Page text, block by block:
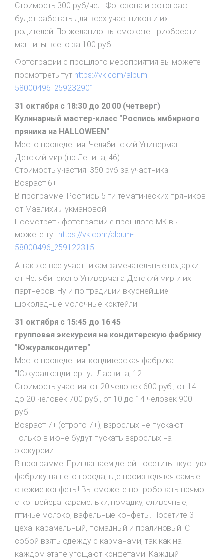
Стоимость 300 руб/чел. Фотозона и фотограф
будет работать для всех участников и их
родителей. По желанию вы сможете приобрести
магниты всего за 100 руб.
Фотографии с прошлого мероприятия вы можете
посмотреть тут https://vk.com/album-
58000496_259232901
31 октября с 18:30 до 20:00 (четверг)
Кулинарный мастер-класс "Роспись имбирного
пряника на HALLOWEEN"
Место проведения: Челябинский Универмаг
Детский мир (пр.Ленина, 46)
Стоимость участия: 350 руб за участника.
Возраст 6+
В программе: Роспись 5-ти тематических пряников
от Мавлихи Лукмановой.
Посмотреть фотографии с прошлого МК вы
можете тут https://vk.com/album-
58000496_259122315
А так же все участникам замечательные подарки
от Челябинского Универмага Детский мир и их
партнеров! Ну и по традиции вкуснейшие
шоколадные молочные коктейли!
31 октября с 15:45 до 16:45
групповая экскурсия на кондитерскую фабрику
"Южуралкондитер"
Место проведения: кондитерская фабрика
"Южуралкондитер" ул.Дарвина, 12
Стоимость участия: от 20 человек 600 руб., от 14
до 20 человек 700 руб., от 10 до 14 человек 900
руб.
Возраст 7+ (строго 7+), взрослых не пускают.
Только в июне будут пускать взрослых на
экскурсии.
В программе: Приглашаем детей посетить вкусную
фабрику нашего города, где производятся самые
свежие конфеты! Вы сможете попробовать прямо
с конвейера карамельки, помадку, сливочные,
птичье молоко, вафельные конфеты. Посетите 3
цеха: карамельный, помадный и пралиновый. С
собой взять одежду с карманами, так как на
каждом этапе угощают конфетами! Каждый